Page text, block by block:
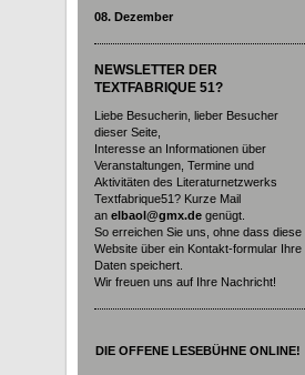
08. Dezember
NEWSLETTER DER
TEXTFABRIQUE 51?
Liebe Besucherin, lieber Besucher
dieser Seite,
Interesse an Informationen über
Veranstaltungen, Termine und
Aktivitäten des Literaturnetzwerks
Textfabrique51? Kurze Mail
an elbaol@gmx.de genügt.
So erreichen Sie uns, ohne dass diese
Website über ein Kontakt-formular Ihre
Daten speichert.
Wir freuen uns auf Ihre Nachricht!
DIE OFFENE LESEBÜHNE ONLINE!